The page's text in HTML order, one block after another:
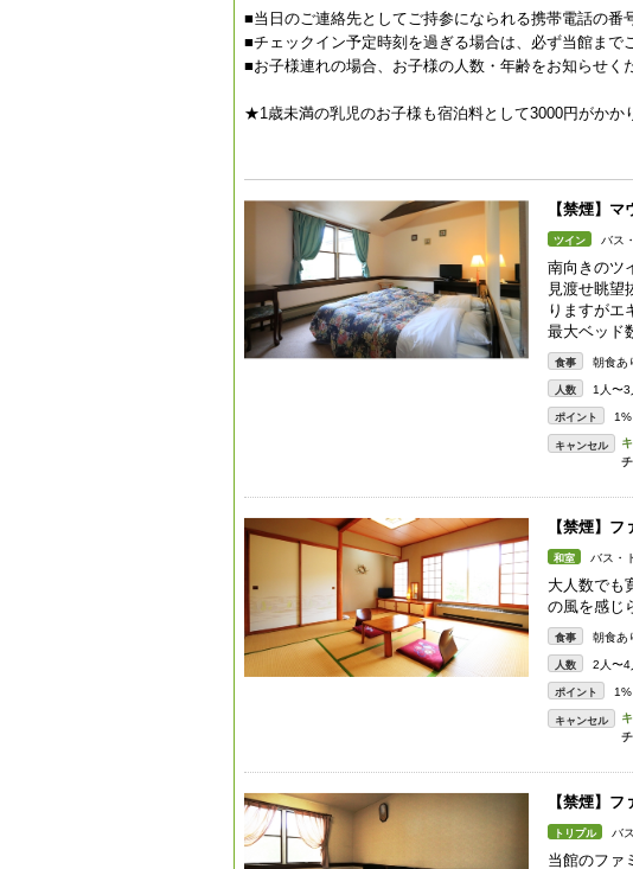
■当日のご連絡先としてご持参になられる携帯電話の
■チェックイン予定時刻を過ぎる場合は、必ず当館まで
■お子様連れの場合、お子様の人数・年齢をお知らせく
★1歳未満の乳児のお子様も宿泊料として3000円がかか
【禁煙】
ツイン バス
南向きのツ
見渡せ眺望
りますがエ
最大ベッド
食事 朝食あ
人数 1人〜
ポイント 1%
キャンセル
【禁煙】
和室 バス・
大人数でも
の風を感じ
食事 朝食あ
人数 2人〜4
ポイント 1%
キャンセル
【禁煙】
トリプル バ
当館のファ